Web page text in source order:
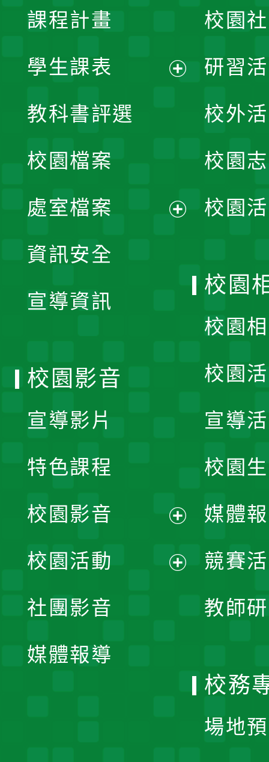
課程計畫
學生課表
單
教科書評選
校園檔案
處室檔案
資訊安全
宣導資訊
校園
研習
校外
校園
校園
校園
校園
校園
宣導
校園
媒體
競賽
教師
校園影音
宣導影片
特色課程
校園影音
開
校園活動
社團影音
媒體報導
校務
場地